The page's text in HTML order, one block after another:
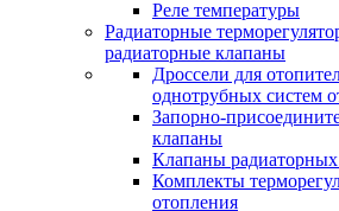
Реле температуры
Радиаторные
радиаторные клапаны
Дроссели для
однотрубных систем
Запорно-
клапаны
Клапаны радиаторных
Комплекты
отопления